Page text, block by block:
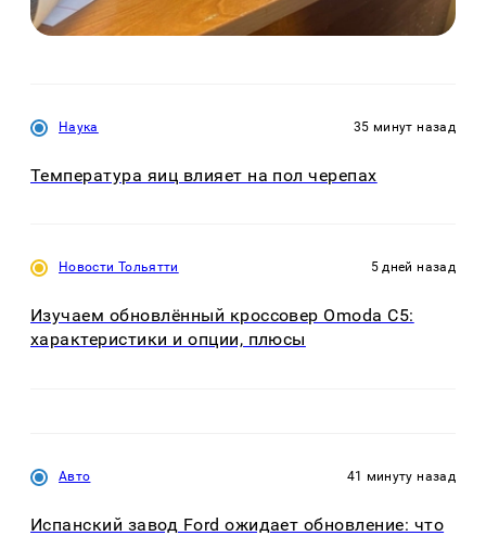
Наука 35 минут назад
Температура яиц влияет на пол черепах
Новости Тольятти 5 дней назад
Изучаем обновлённый кроссовер Omoda C5:
характеристики и опции, плюсы
Авто 41 минуту назад
Испанский завод Ford ожидает обновление: что